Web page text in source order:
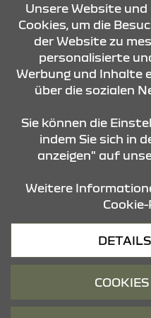
KONTAKT & ANFAHRT
ÖFFNUNGSZEITEN
STANDORTE
Datenschutz
Unsere Website
Cookies, um die
der Website zu
personalisierte
Werbung und Inhalte
über die sozialen
Sie können die
indem Sie sich in
anzeigen" auf
Weitere
Cookie-